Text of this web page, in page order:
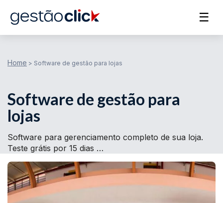
☰
Home > Software de gestão para lojas
Software de gestão para
lojas
Software para gerenciamento completo de sua loja.
Teste grátis por 15 dias …